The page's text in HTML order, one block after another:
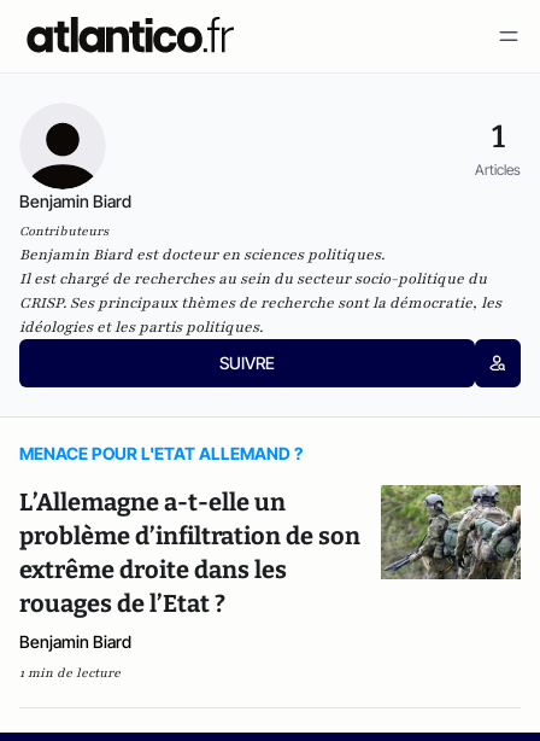
1
Articles
Benjamin Biard
Contributeurs
Benjamin Biard est docteur en sciences politiques.
Il est chargé de recherches au sein du secteur socio-politique du
CRISP. Ses principaux thèmes de recherche sont la démocratie, les
idéologies et les partis politiques.
SUIVRE
MENACE POUR L'ETAT ALLEMAND ?
L’Allemagne a-t-elle un
problème d’infiltration de son
extrême droite dans les
rouages de l’Etat ?
Benjamin Biard
1 min de lecture